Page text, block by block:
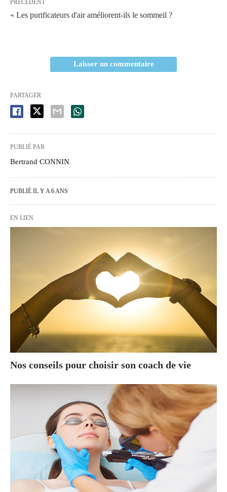
PRÉCÉDENT
« Les purificateurs d'air améliorent-ils le sommeil ?
Laisser un commentaire
PARTAGER
PUBLIÉ PAR
Bertrand CONNIN
PUBLIÉ IL Y A 6 ANS
EN LIEN
Nos conseils pour choisir son coach de vie